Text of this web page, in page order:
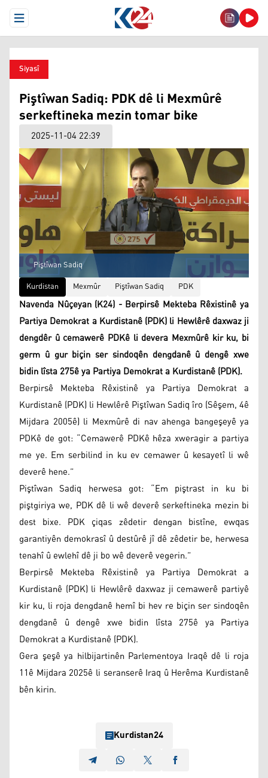
Open Menu
Siyasî
Piştîwan Sadiq: PDK dê li Mexmûrê
serkeftineka mezin tomar bike
2025-11-04 22:39
Piştîwan Sadiq
Kurdistan
Mexmûr Piştîwan Sadiq PDK
Navenda Nûçeyan (K24) - Berpirsê Mekteba Rêxistinê ya
Partiya Demokrat a Kurdistanê (PDK) li Hewlêrê daxwaz ji
dengdêr û cemawerê PDKê li devera Mexmûrê kir ku, bi
germ û gur biçin ser sindoqên dengdanê û dengê xwe
bidin lîsta 275ê ya Partiya Demokrat a Kurdistanê (PDK).
Berpirsê Mekteba Rêxistinê ya Partiya Demokrat a
Kurdistanê (PDK) li Hewlêrê Piştîwan Sadiq îro (Sêşem, 4ê
Mijdara 2005ê) li Mexmûrê di nav ahenga bangeşeyê ya
PDKê de got: “Cemawerê PDKê hêza xweragir a partiya
me ye. Em serbilind in ku ev cemawer û kesayetî li wê
deverê hene.”
Piştîwan Sadiq herwesa got: “Em piştrast in ku bi
piştgiriya we, PDK dê li wê deverê serkeftineka mezin bi
dest bixe. PDK çiqas zêdetir dengan bistîne, ewqas
garantiyên demokrasî û destûrê jî dê zêdetir be, herwesa
tenahî û ewlehî dê ji bo wê deverê vegerin.”
Berpirsê Mekteba Rêxistinê ya Partiya Demokrat a
Kurdistanê (PDK) li Hewlêrê daxwaz ji cemawerê partiyê
kir ku, li roja dengdanê hemî bi hev re biçin ser sindoqên
dengdanê û dengê xwe bidin lîsta 275ê ya Partiya
Demokrat a Kurdistanê (PDK).
Gera şeşê ya hilbijartinên Parlementoya Iraqê dê li roja
11ê Mijdara 2025ê li seranserê Iraq û Herêma Kurdistanê
bên kirin.
Kurdistan24